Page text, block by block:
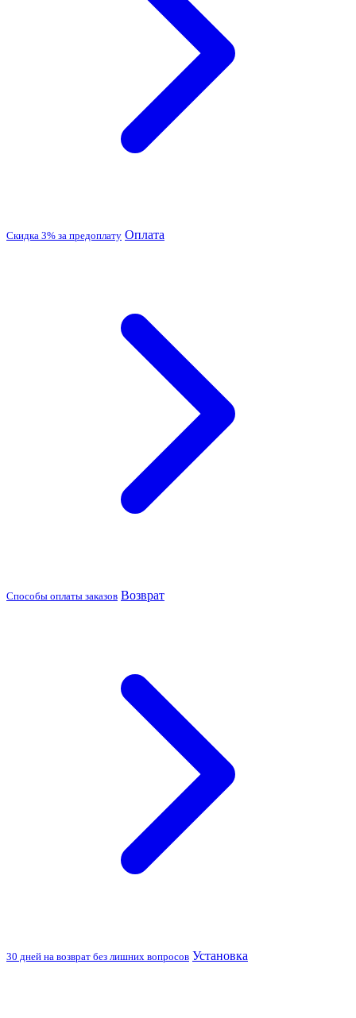
Скидка 3% за предоплату Оплата
Способы оплаты заказов Возврат
30 дней на возврат без лишних вопросов Установка